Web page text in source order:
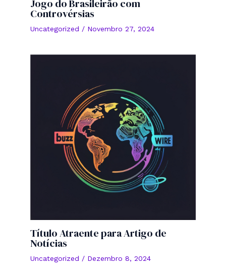
Jogo do Brasileirão com
Controvérsias
Uncategorized / Novembro 27, 2024
Título Atraente para Artigo de
Notícias
Uncategorized / Dezembro 8, 2024